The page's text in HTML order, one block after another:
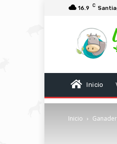
16.9 C
Inicio
Inicio